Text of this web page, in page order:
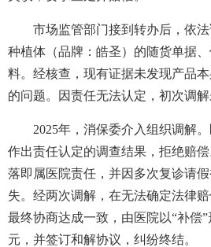
市场监管部门接到转办后，依法
种植体（品牌：皓圣）的随货单据
料。经核查，现有证据未发现产品
的问题。因责任无法认定，初次调解
2025年，消保委介入组织调解。
作出责任认定的调查结果，拒绝赔
落即属医院责任，并因多次复诊请
失。经两次调解，在无法确定法律
最终协商达成一致，由医院以“补偿
元，并签订和解协议，纠纷终结。